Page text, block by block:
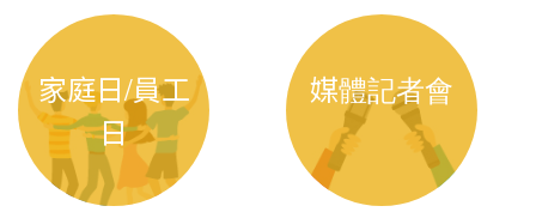
家庭日/員工
日
媒體記者會